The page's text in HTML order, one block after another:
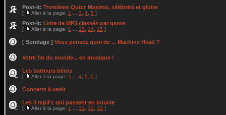
Post-it: Troisième Quizz Maximö, célébrité et gloire
[ Aller à la page: 1 3 4 5 ]
Post-it: Liste de MP3 classés par genre
[ Aller à la page: 1 13 14 15 ]
[ Sondage ] Vous pensez quoi de ... Machine Head ?
Votre fin du monde... en musique !
Les batteurs héros
[ Aller à la page: 1 4 5 6 ]
Concerts à venir
Les 3 mp3'z qui passent en boucle
[ Aller à la page: 1 31 32 33 ]